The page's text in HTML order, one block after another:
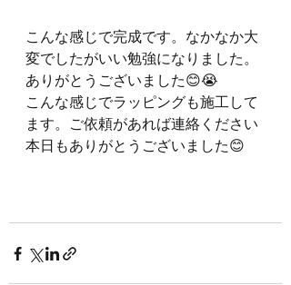
こんな感じで完成です。なかなか大
変でしたがいい勉強になりました。
ありがとうございました😊😭
こんな感じでラッピングも施工して
ます。ご依頼があれば連絡ください
本日もありがとうございました😊